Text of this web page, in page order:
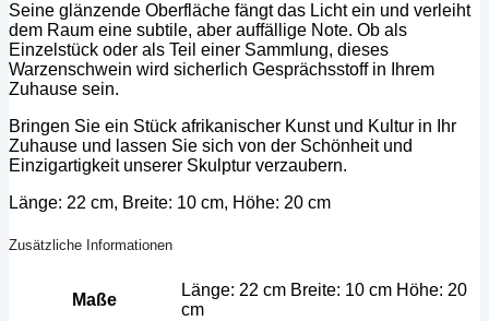
Seine glänzende Oberfläche fängt das Licht ein und verleiht
dem Raum eine subtile, aber auffällige Note. Ob als
Einzelstück oder als Teil einer Sammlung, dieses
Warzenschwein wird sicherlich Gesprächsstoff in Ihrem
Zuhause sein.
Bringen Sie ein Stück afrikanischer Kunst und Kultur in Ihr
Zuhause und lassen Sie sich von der Schönheit und
Einzigartigkeit unserer Skulptur verzaubern.
Länge: 22 cm, Breite: 10 cm, Höhe: 20 cm
Zusätzliche Informationen
Maße
Länge: 22 cm Breite: 10 cm Höhe: 20
cm